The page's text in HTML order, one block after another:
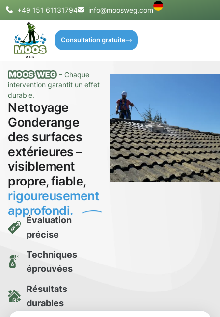
+49 151 61131794 info@moosweg.com
Consultation gratuite
– Chaque
intervention garantit un effet
durable.
Nettoyage
Gonderange
des surfaces
extérieures –
visiblement
propre, fiable,
rigoureusement
approfondi.
Évaluation
précise
Techniques
éprouvées
Résultats
durables